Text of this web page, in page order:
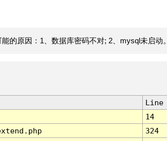
的原因：1、数据库密码不对; 2、mysql未启动。
Line
14
324